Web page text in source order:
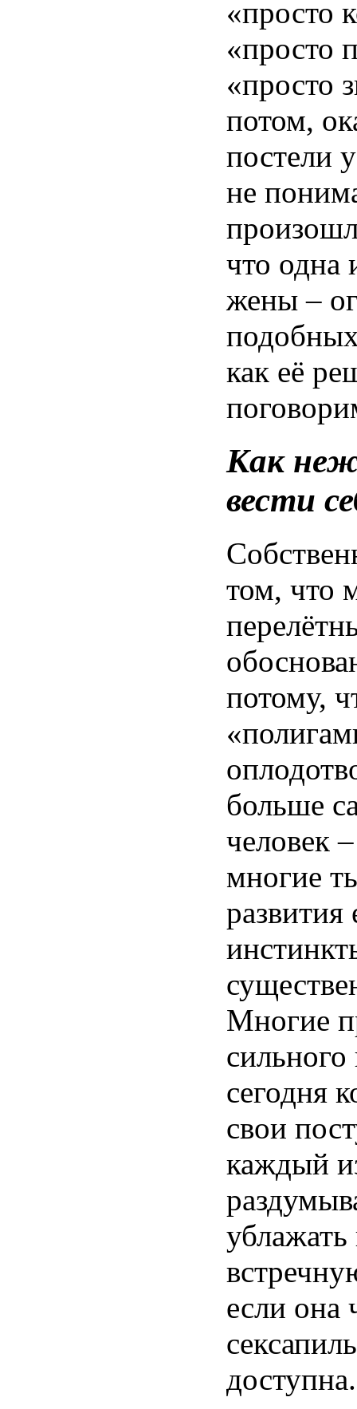
«просто
«просто
«просто
потом,
постели
не
что одна
жены –
как её
Как
вести
том, что
потому,
больше
человек
многие
Многие
сильного
сегодня
свои
каждый
если она
доступна.